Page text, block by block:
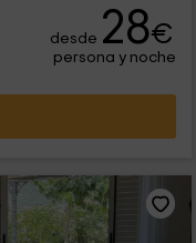
desde 28€
persona y noche